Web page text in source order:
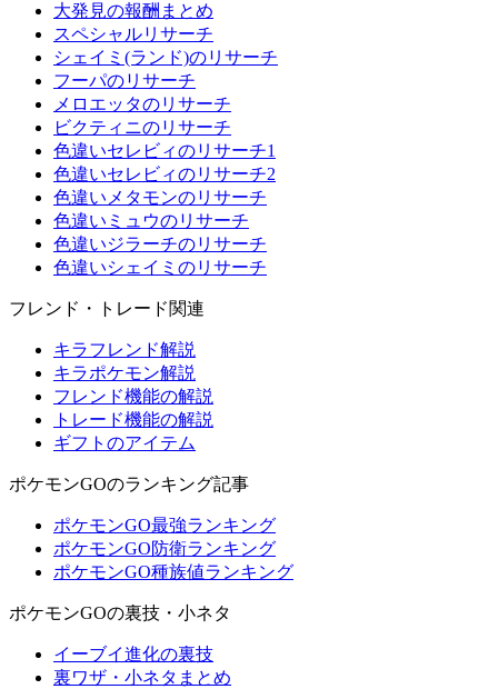
大発見の報酬まとめ
スペシャルリサーチ
シェイミ(ランド)のリサーチ
フーパのリサーチ
メロエッタのリサーチ
ビクティニのリサーチ
色違いセレビィのリサーチ1
色違いセレビィのリサーチ2
色違いメタモンのリサーチ
色違いミュウのリサーチ
色違いジラーチのリサーチ
色違いシェイミのリサーチ
フレンド・トレード関連
キラフレンド解説
キラポケモン解説
フレンド機能の解説
トレード機能の解説
ギフトのアイテム
ポケモンGOのランキング記事
ポケモンGO最強ランキング
ポケモンGO防衛ランキング
ポケモンGO種族値ランキング
ポケモンGOの裏技・小ネタ
イーブイ進化の裏技
裏ワザ・小ネタまとめ